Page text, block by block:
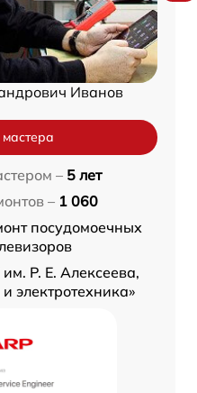
Иванов
– 5 лет
– 1 060
посудомоечных
Р. Е. Алексеева,
электротехника»